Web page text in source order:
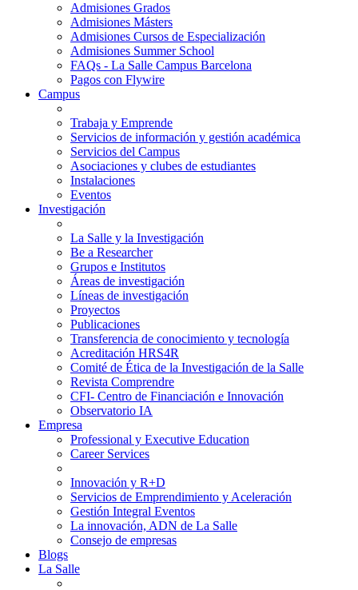
Admisiones Grados
Admisiones Másters
Admisiones Cursos de Especialización
Admisiones Summer School
FAQs - La Salle Campus Barcelona
Pagos con Flywire
Campus
Trabaja y Emprende
Servicios de información y gestión académica
Servicios del Campus
Asociaciones y clubes de estudiantes
Instalaciones
Eventos
Investigación
La Salle y la Investigación
Be a Researcher
Grupos e Institutos
Áreas de investigación
Líneas de investigación
Proyectos
Publicaciones
Transferencia de conocimiento y tecnología
Acreditación HRS4R
Comité de Ética de la Investigación de la Salle
Revista Comprendre
CFI- Centro de Financiación e Innovación
Observatorio IA
Empresa
Professional y Executive Education
Career Services
Innovación y R+D
Servicios de Emprendimiento y Aceleración
Gestión Integral Eventos
La innovación, ADN de La Salle
Consejo de empresas
Blogs
La Salle